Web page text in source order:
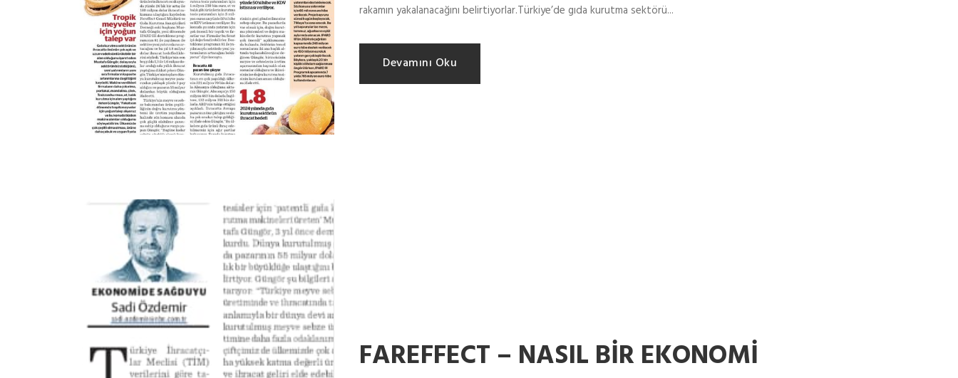
rakamın yakalanacağını belirtiyorlar.Türkiye’de gıda kurutma sektörü...
Devamını Oku
FAREFFECT – NASIL BİR EKONOMİ